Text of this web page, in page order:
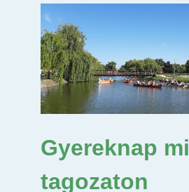
Gyereknap
tagozaton